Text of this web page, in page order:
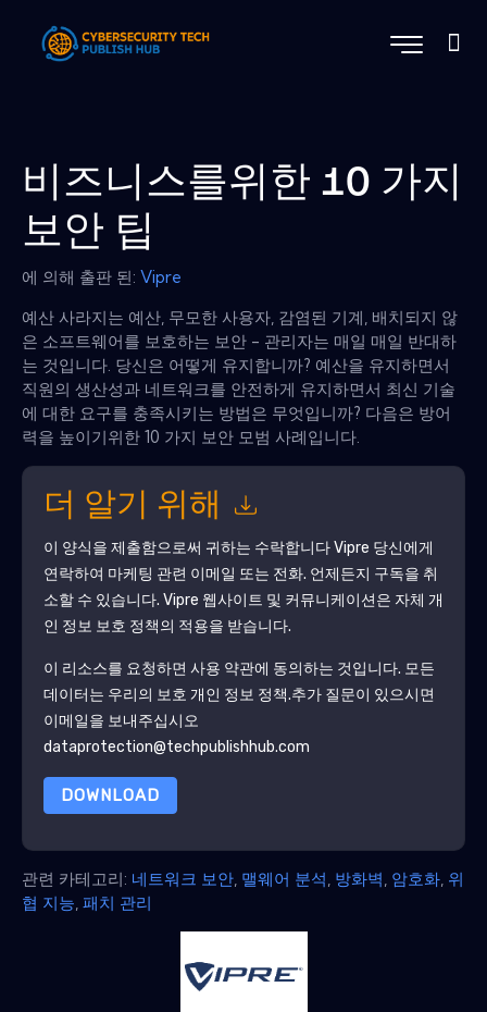
비즈니스를위한 10 가지
보안 팁
에 의해 출판 된: Vipre
예산 사라지는 예산, 무모한 사용자, 감염된 기계, 배치되지 않
은 소프트웨어를 보호하는 보안 - 관리자는 매일 매일 반대하
는 것입니다. 당신은 어떻게 유지합니까? 예산을 유지하면서
직원의 생산성과 네트워크를 안전하게 유지하면서 최신 기술
에 대한 요구를 충족시키는 방법은 무엇입니까? 다음은 방어
력을 높이기위한 10 가지 보안 모범 사례입니다.
더 알기 위해
이 양식을 제출함으로써 귀하는 수락합니다Vipre 당신에게
연락하여 마케팅 관련 이메일 또는 전화. 언제든지 구독을 취
소할 수 있습니다. Vipre 웹사이트 및 커뮤니케이션은 자체 개
인 정보 보호 정책의 적용을 받습니다.
이 리소스를 요청하면 사용 약관에 동의하는 것입니다. 모든
데이터는 우리의 보호 개인 정보 정책.추가 질문이 있으시면
이메일을 보내주십시오
dataprotection@techpublishhub.com
DOWNLOAD
관련 카테고리: 네트워크 보안, 맬웨어 분석, 방화벽, 암호화, 위
협 지능, 패치 관리